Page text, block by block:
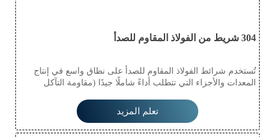
304 شريط من الفولاذ المقاوم للصدأ
تُستخدم شرائط الفولاذ المقاوم للصدأ على نطاق واسع في إنتاج
المعدات والأجزاء التي تتطلب أداءً شاملًا جيدًا (مقاومة التآكل
الكيميائية، والطاقة النووية، والمواد الخارجية، ومواد البناء، وأجزاء
السيارات (خزان النصف سائل)، والأجهزة الطبية، وصناعة الألياف
وأجزاء السفن، إلخ.
تعلم المزيد